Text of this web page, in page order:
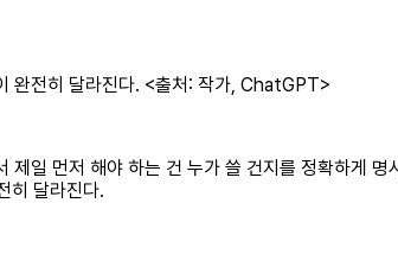
완전히 달라진다. <출처: 작가, ChatGPT>
일 먼저 해야 하는 건 누가 쓸 건지를 정확하게
히 달라진다.